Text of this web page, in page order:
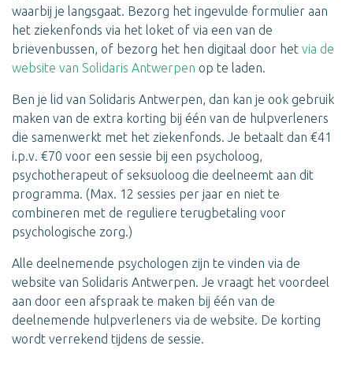
waarbij je langsgaat. Bezorg het ingevulde formulier aan
het ziekenfonds via het loket of via een van de
brievenbussen, of bezorg het hen digitaal door het via de
website van Solidaris Antwerpen op te laden.
Ben je lid van Solidaris Antwerpen, dan kan je ook gebruik
maken van de extra korting bij één van de hulpverleners
die samenwerkt met het ziekenfonds. Je betaalt dan €41
i.p.v. €70 voor een sessie bij een psycholoog,
psychotherapeut of seksuoloog die deelneemt aan dit
programma. (Max. 12 sessies per jaar en niet te
combineren met de reguliere terugbetaling voor
psychologische zorg.)
Alle deelnemende psychologen zijn te vinden via de
website van Solidaris Antwerpen. Je vraagt het voordeel
aan door een afspraak te maken bij één van de
deelnemende hulpverleners via de website. De korting
wordt verrekend tijdens de sessie.